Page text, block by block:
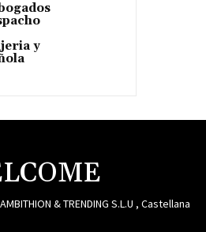
y
& TRENDING S.L.U , Castellana